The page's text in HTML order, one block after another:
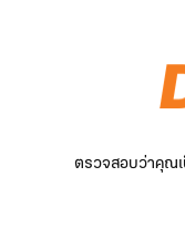
ตรวจสอบว่าคุณ